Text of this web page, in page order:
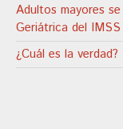
Adultos mayores
Geriátrica del
¿Cuál es la verdad?